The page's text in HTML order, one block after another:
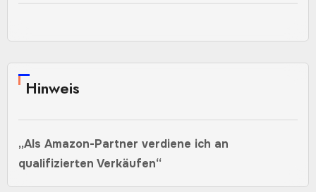
Hinweis
„Als Amazon-Partner verdiene ich an
qualifizierten Verkäufen“